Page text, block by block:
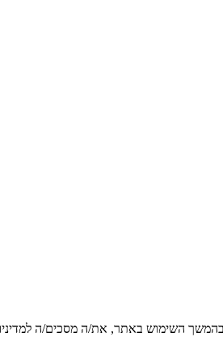
השימוש באתר, את/ה מסכים/ה